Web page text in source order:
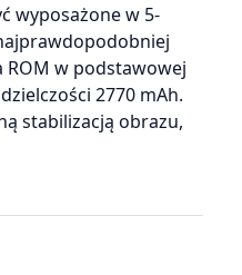
wyposażone w 5-
ROM w podstawowej
2770 mAh.
stabilizacją obrazu,